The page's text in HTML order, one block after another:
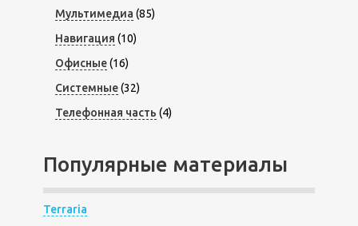
Мультимедиа (85)
Навигация (10)
Офисные(16)
Системные(32)
Телефонная часть (4)
Популярные материалы
Terraria